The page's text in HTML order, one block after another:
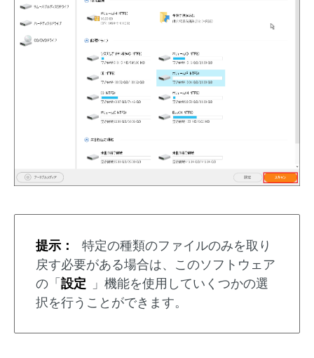
提示：
特定の種類のファイルのみを取り
戻す必要がある場合は、このソフトウェア
の「 設定
」機能を使用していくつかの選
択を行うことができます。